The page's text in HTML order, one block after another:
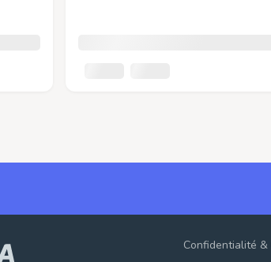
Confidentialité &